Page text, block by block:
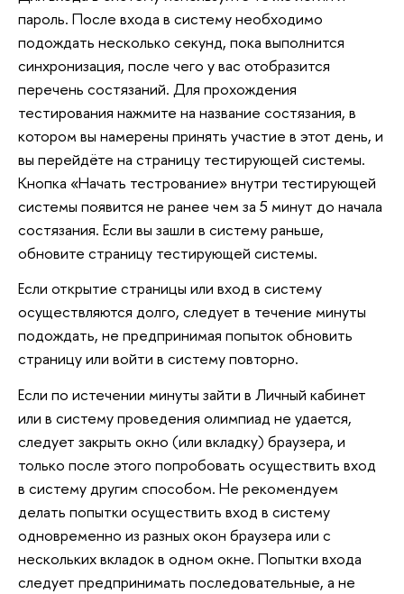
пароль. После входа в систему необходимо
подождать несколько секунд, пока выполнится
синхронизация, после чего у вас отобразится
перечень состязаний. Для прохождения
тестирования нажмите на название состязания, в
котором вы намерены принять участие в этот день, и
вы перейдёте на страницу тестирующей системы.
Кнопка «Начать тестрование» внутри тестирующей
системы появится не ранее чем за 5 минут до начала
состязания. Если вы зашли в систему раньше,
обновите страницу тестирующей системы.
Если открытие страницы или вход в систему
осуществляются долго, следует в течение минуты
подождать, не предпринимая попыток обновить
страницу или войти в систему повторно.
Если по истечении минуты зайти в Личный кабинет
или в систему проведения олимпиад не удается,
следует закрыть окно (или вкладку) браузера, и
только после этого попробовать осуществить вход
в систему другим способом. Не рекомендуем
делать попытки осуществить вход в систему
одновременно из разных окон браузера или с
нескольких вкладок в одном окне. Попытки входа
следует предпринимать последовательные, а не